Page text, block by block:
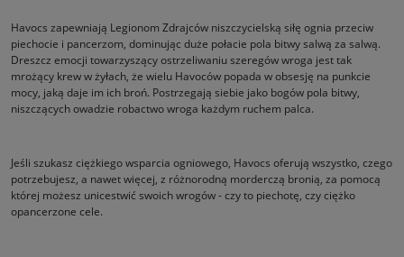
Havocs zapewniają Legionom Zdrajców niszczycielską siłę ognia przeciw
piechocie i pancerzom, dominując duże połacie pola bitwy salwą za salwą.
Dreszcz emocji towarzyszący ostrzeliwaniu szeregów wroga jest tak
mrożący krew w żyłach, że wielu Havoców popada w obsesję na punkcie
mocy, jaką daje im ich broń. Postrzegają siebie jako bogów pola bitwy,
niszczących owadzie robactwo wroga każdym ruchem palca.
Jeśli szukasz ciężkiego wsparcia ogniowego, Havocs oferują wszystko, czego
potrzebujesz, a nawet więcej, z różnorodną morderczą bronią, za pomocą
której możesz unicestwić swoich wrogów - czy to piechotę, czy ciężko
opancerzone cele.